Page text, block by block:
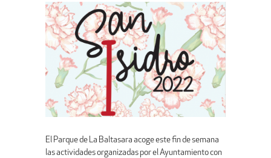
El Parque de La Baltasara acoge este fin de semana
las actividades organizadas por el Ayuntamiento con